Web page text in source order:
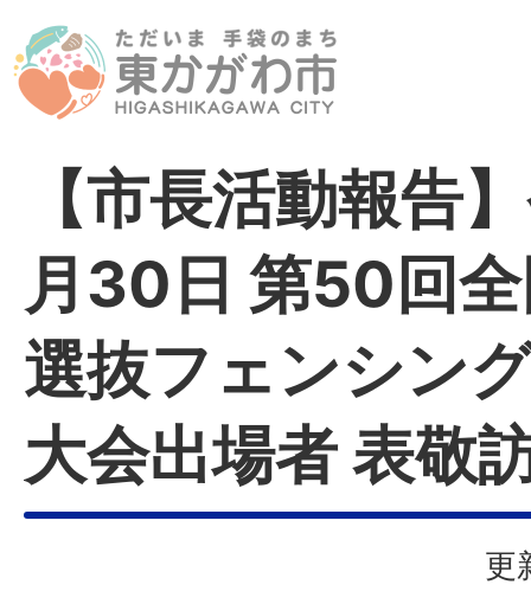
【市長活動報告
月30日 第50回
選抜フェンシン
大会出場者 表敬
更